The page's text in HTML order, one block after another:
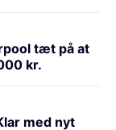
tæt på at
kr.
med nyt